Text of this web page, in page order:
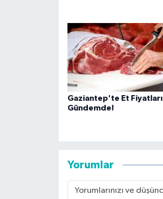
Gaziantep'te Et Fiyatları
Gündemde!
Yorumlar